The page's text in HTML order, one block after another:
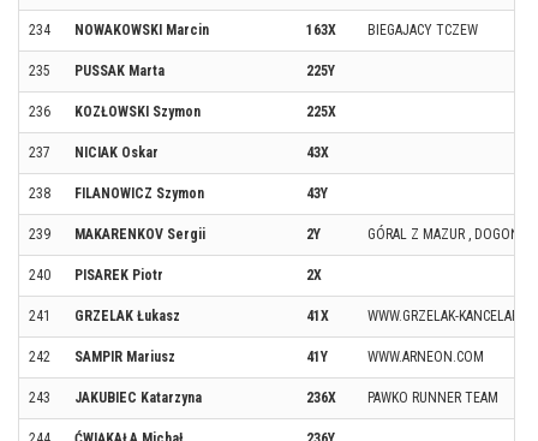
234 NOWAKOWSKI Marcin 163X BIEGAJACY TCZEW
235 PUSSAK Marta 225Y
236 KOZŁOWSKI Szymon 225X
237 NICIAK Oskar 43X
238 FILANOWICZ Szymon 43Y
239 MAKARENKOV Sergii 2Y GÓRAL Z MAZUR , DOGOŃ
240 PISAREK Piotr 2X
241 GRZELAK Łukasz 41X WWW.GRZELAK-
242 SAMPIR Mariusz 41Y WWW.ARNEON.COM
243 JAKUBIEC Katarzyna 236X PAWKO RUNNER TEAM